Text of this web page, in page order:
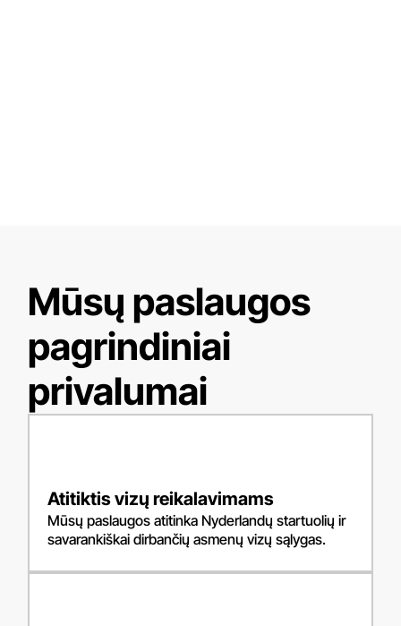
Mūsų paslaugos
pagrindiniai
privalumai
Atitiktis vizų reikalavimams
Mūsų paslaugos atitinka Nyderlandų startuolių ir
savarankiškai dirbančių asmenų vizų sąlygas.